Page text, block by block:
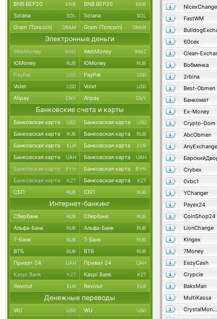
FastWM
60сек
Clean-
Вобменка
2rbina
Best-Obmen
Банкомат
Ex-Money
Crypto-Dom
AbcObmen
AnyExchange
Crybex
0xbc1
YChanger
Payex24
CoinShop24
LionChange
Kingex
7Money
EezyCash
Crypcie
BaksMan
MultiKassa
CrystalMoney
BNB BEP20 BNB BNB BEP20 BNB
Solana SOL Solana SOL
Gram (Toncoin) GRAM Gram (Toncoin) GRAM
Электронные деньги
WebMoney WMZ WebMoney WMZ
ЮMoney RUB ЮMoney RUB
PayPal USD PayPal USD
Volet USD Volet USD
Alipay CNY Alipay CNY
Банковские счета и карты
Банковская карта USD Банковская карта USD
Банковская карта RUB Банковская карта RUB
Банковская карта EUR Банковская карта EUR
Банковская карта UAH Банковская карта UAH
Банковская карта BYN Банковская карта BYN
Банковская карта KZT Банковская карта KZT
СБП RUB СБП RUB
Интернет-банкинг
Сбербанк RUB Сбербанк RUB
Альфа-Банк RUB Альфа-Банк RUB
Т-Банк RUB Т-Банк RUB
ВТБ RUB ВТБ RUB
Приват 24 UAH Приват 24 UAH
Kaspi Bank KZT Kaspi Bank KZT
Revolut EUR Revolut EUR
Денежные переводы
WU USD WU USD